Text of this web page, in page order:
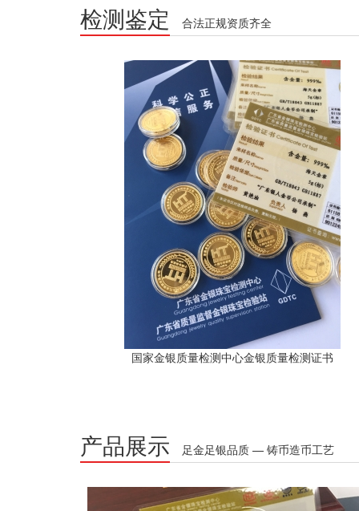
检测鉴定 合法正规资质齐全
国家金银质量检测中心金银质量检测证书
产品展示 足金足银品质 — 铸币造币工艺